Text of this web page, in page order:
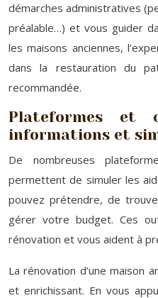
démarches administratives
préalable…) et vous guider
les maisons anciennes,
dans la restauration du
recommandée.
Plateformes
informations et
De nombreuses
permettent de simuler les
pouvez prétendre, de
gérer votre budget. Ces
rénovation et vous aident à
La rénovation d’une maison
et enrichissant. En vous